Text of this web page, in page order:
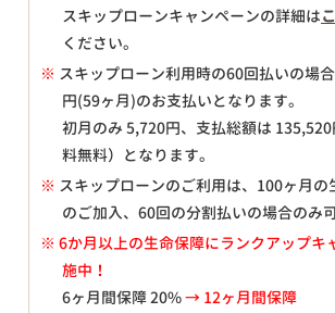
スキップローンキャンペーンの詳細は
ください。
※ スキップローン利用時の60回払いの場
円(59ヶ月)のお支払いとなります。
初月のみ5,720円、支払総額は 135,520
料無料）となります。
※ スキップローンのご利用は、100ヶ月の
のご加入、60回の分割払いの場合のみ可
※ 6か月以上の生命保障にランクアップキ
施中！
6ヶ月間保障 20%→ 12ヶ月間保障